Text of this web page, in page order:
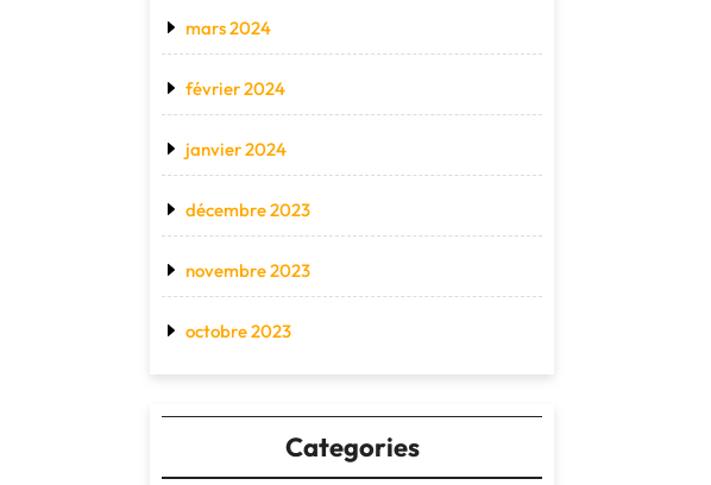
mars 2024
février 2024
janvier 2024
décembre 2023
novembre 2023
octobre 2023
Categories